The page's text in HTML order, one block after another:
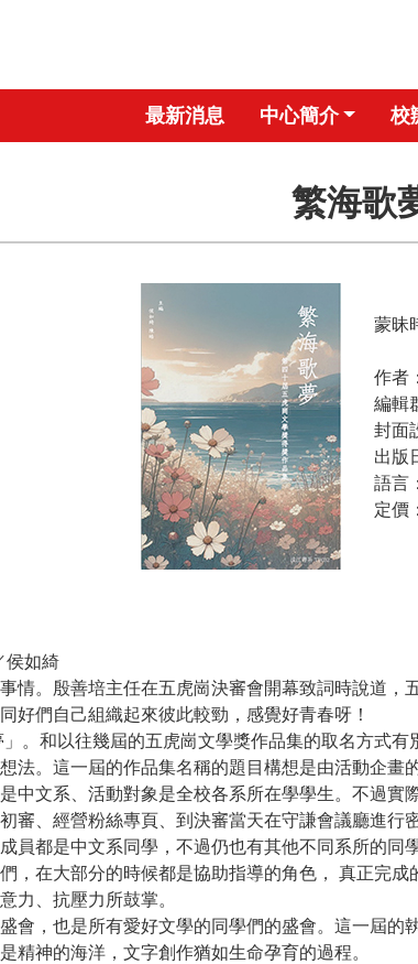
最新消息 中心簡介 校
繁海歌
蒙昧
作者
編輯
封面
出版
語言
定價
侯如綺
情。殷善培主任在五虎崗決審會開幕致詞時說道
好們自己組織起來彼此較勁，感覺好青春呀！
。和以往幾屆的五虎崗文學獎作品集的取名方式
法。這一屆的作品集名稱的題目構想是由活動企畫
中文系、活動對象是全校各系所在學學生。不過
審、經營粉絲專頁、到決審當天在守謙會議廳進
員都是中文系同學，不過仍也有其他不同系所的
，在大部分的時候都是協助指導的角色， 真正完
力、抗壓力所鼓掌。
會，也是所有愛好文學的同學們的盛會。這一屆的
精神的海洋，文字創作猶如生命孕育的過程。